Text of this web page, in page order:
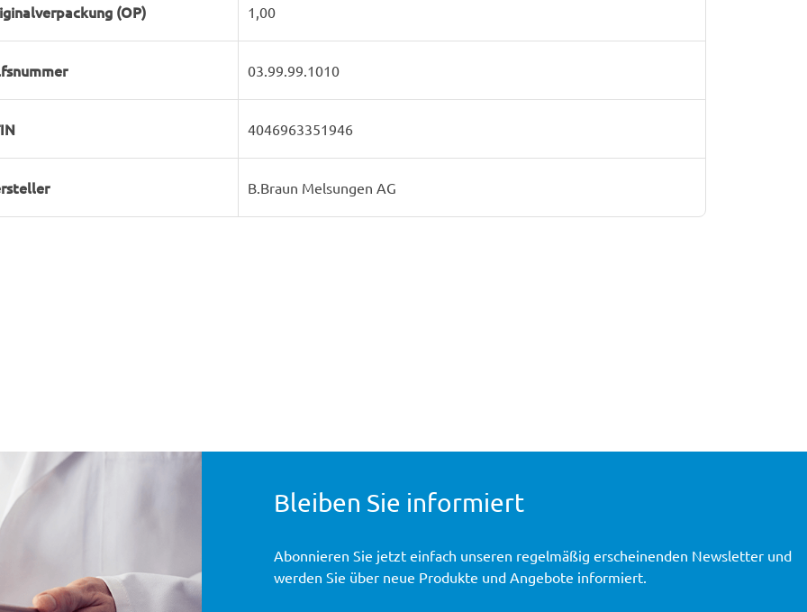
(OP) 1,00
03.99.99.1010
4046963351946
B.Braun Melsungen AG
Bleiben Sie informiert
Abonnieren Sie jetzt einfach unseren regelmäßig erscheinenden Newsletter und
werden Sie über neue Produkte und Angebote informiert.